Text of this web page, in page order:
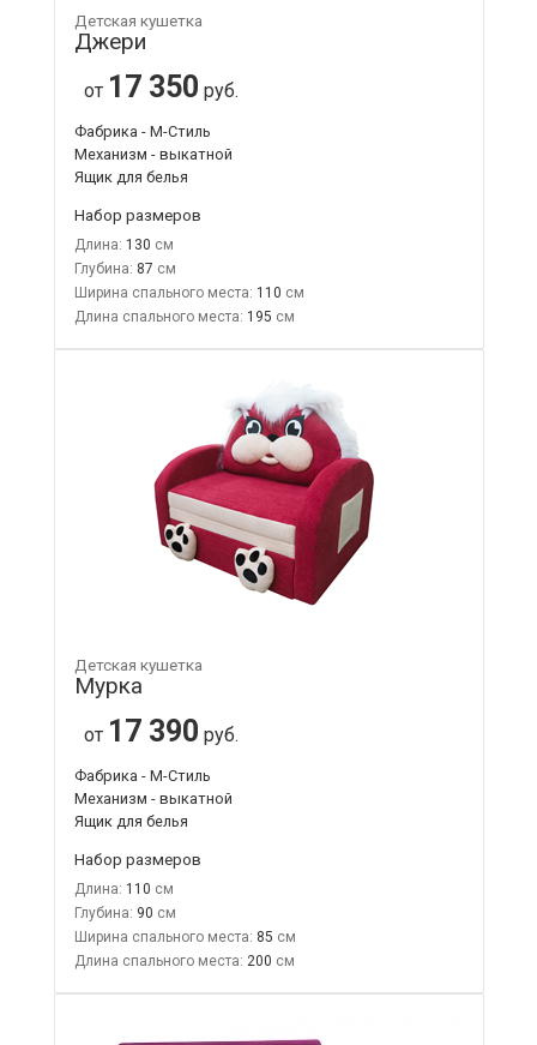
Детская кушетка
Джери
от 17 350 руб.
Фабрика - М-Стиль
Механизм - выкатной
Ящик для белья
Набор размеров
Длина: 130
Глубина: 87
Ширина спального места: 110
Длина спального места: 195
Детская кушетка
Мурка
от 17 390 руб.
Фабрика - М-Стиль
Механизм - выкатной
Ящик для белья
Набор размеров
Длина: 110
Глубина: 90
Ширина спального места: 85
Длина спального места: 200